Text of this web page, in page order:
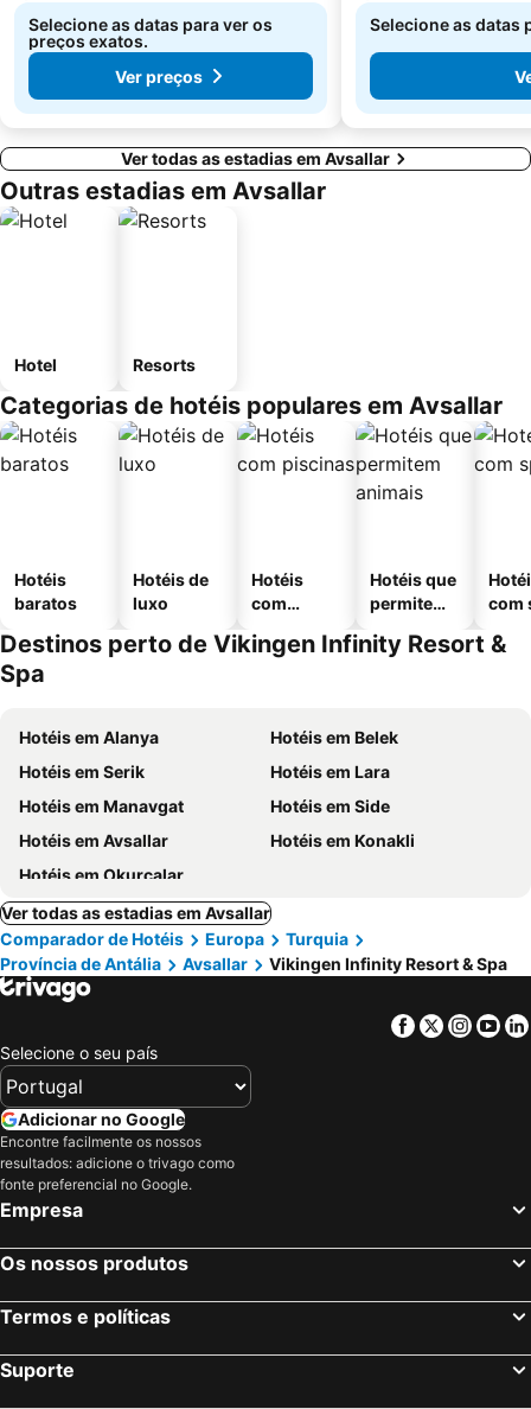
Selecione as datas para ver os
preços exatos.
Ver preços
Selecione as datas
Ver todas as estadias em Avsallar
Outras estadias em Avsallar
Hotel Resorts
Categorias de hotéis populares em Avsallar
Hotéis
baratos
Hotéis de
luxo
Hotéis
com
Hotéis que
permitem
com
Destinos perto de Vikingen Infinity Resort &
Spa
Hotéis em Alanya
Hotéis em Belek
Hotéis em Serik
Hotéis em Lara
Hotéis em Manavgat
Hotéis em Side
Hotéis em Avsallar
Hotéis em Konakli
Hotéis em Okurcalar
Ver todas as estadias em Avsallar
Comparador de Hotéis
Europa
Turquia
Província de Antália
Avsallar Vikingen Infinity Resort & Spa
Facebook
Twitter
Selecione o seu país
Adicionar no Google
Encontre facilmente os nossos
resultados: adicione o trivago como
fonte preferencial no Google.
Empresa
Os nossos produtos
Termos e políticas
Suporte